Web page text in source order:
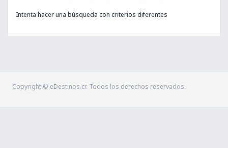
Intenta hacer una búsqueda con criterios diferentes
Copyright © eDestinos.cr. Todos los derechos reservados.